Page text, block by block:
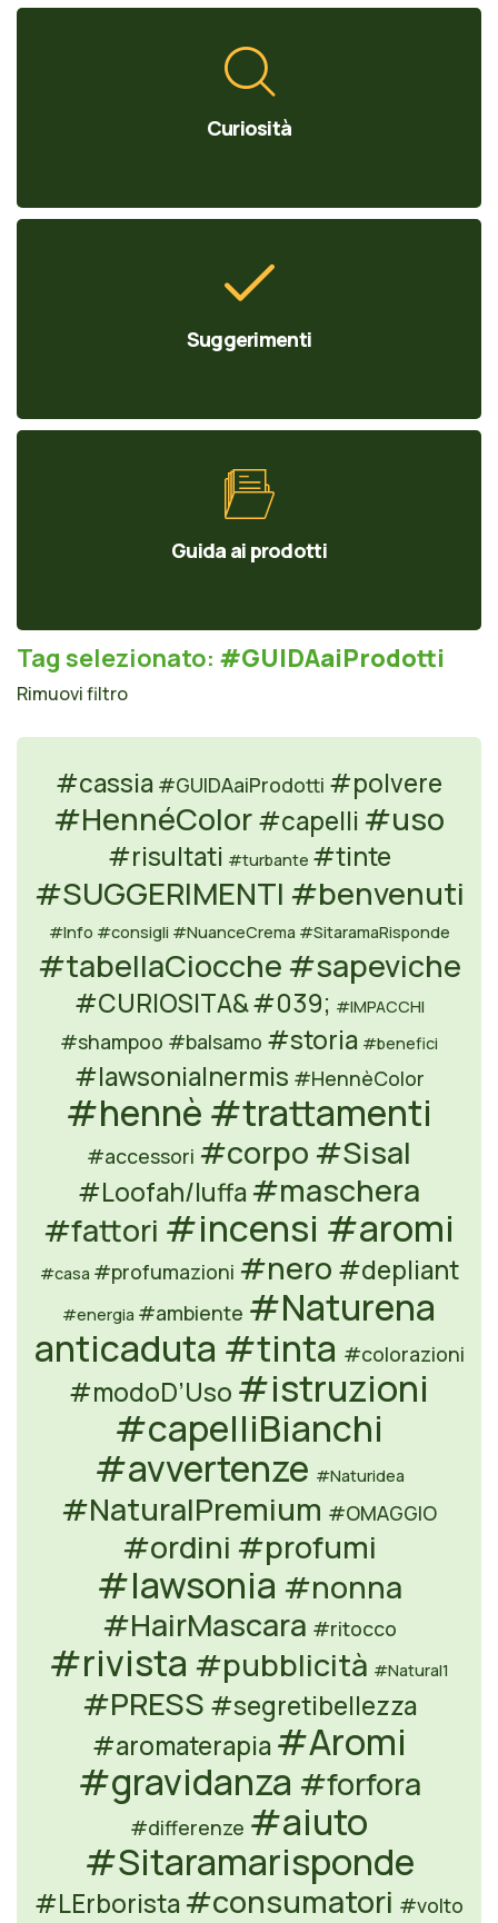
Curiosità
Suggerimenti
Guida ai prodotti
Tag selezionato: #GUIDAaiProdotti
Rimuovi filtro
#cassia #GUIDAaiProdotti #polvere
#HennéColor#capelli #uso
#risultati #turbante #tinte
#SUGGERIMENTI #benvenuti
#Info #consigli #NuanceCrema #SitaramaRisponde
#tabellaCiocche#sapeviche
#CURIOSITA&#039; #IMPACCHI
#shampoo #balsamo #storia #benefici
#lawsoniaInermis #HennèColor
#hennè #trattamenti
#accessori #corpo#Sisal
#Loofah/luffa#maschera
#fattori #incensi #aromi
#casa #profumazioni #nero #depliant
#energia #ambiente #Naturena
anticaduta #tinta #colorazioni
#modoD’Uso #istruzioni
#capelliBianchi
#avvertenze #Naturidea
#NaturalPremium #OMAGGIO
#ordini #profumi
#lawsonia #nonna
#HairMascara #ritocco
#rivista #pubblicità #Natural1
#PRESS #segretibellezza
#aromaterapia #Aromi
#gravidanza #forfora
#differenze #aiuto
#Sitaramarisponde
#LErborista#consumatori #volto